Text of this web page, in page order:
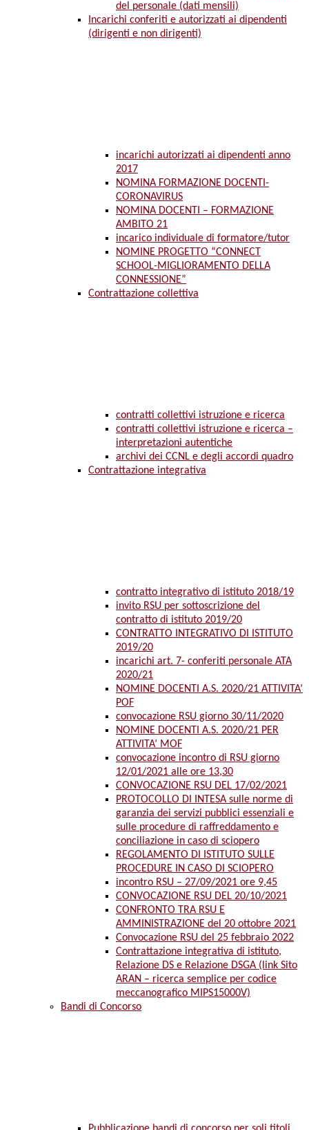
del personale (dati mensili)
Incarichi conferiti e autorizzati ai dipendenti
(dirigenti e non dirigenti)
incarichi autorizzati ai dipendenti anno
2017
NOMINA FORMAZIONE DOCENTI-
CORONAVIRUS
NOMINA DOCENTI – FORMAZIONE
AMBITO 21
incarico individuale di formatore/tutor
NOMINE PROGETTO “CONNECT
SCHOOL-MIGLIORAMENTO DELLA
CONNESSIONE”
Contrattazione collettiva
contratti collettivi istruzione e ricerca
contratti collettivi istruzione e ricerca –
interpretazioni autentiche
archivi dei CCNL e degli accordi quadro
Contrattazione integrativa
contratto integrativo di istituto 2018/19
invito RSU per sottoscrizione del
contratto di istituto 2019/20
CONTRATTO INTEGRATIVO DI ISTITUTO
2019/20
incarichi art. 7- conferiti personale ATA
2020/21
NOMINE DOCENTI A.S. 2020/21 ATTIVITA’
POF
convocazione RSU giorno 30/11/2020
NOMINE DOCENTI A.S. 2020/21 PER
ATTIVITA’ MOF
convocazione incontro di RSU giorno
12/01/2021 alle ore 13,30
CONVOCAZIONE RSU DEL 17/02/2021
PROTOCOLLO DI INTESA sulle norme di
garanzia dei servizi pubblici essenziali e
sulle procedure di raffreddamento e
conciliazione in caso di sciopero
REGOLAMENTO DI ISTITUTO SULLE
PROCEDURE IN CASO DI SCIOPERO
incontro RSU – 27/09/2021 ore 9,45
CONVOCAZIONE RSU DEL 20/10/2021
CONFRONTO TRA RSU E
AMMINISTRAZIONE del 20 ottobre 2021
Convocazione RSU del 25 febbraio 2022
Contrattazione integrativa di istituto,
Relazione DS e Relazione DSGA (link Sito
ARAN – ricerca semplice per codice
meccanografico MIPS15000V)
Bandi di Concorso